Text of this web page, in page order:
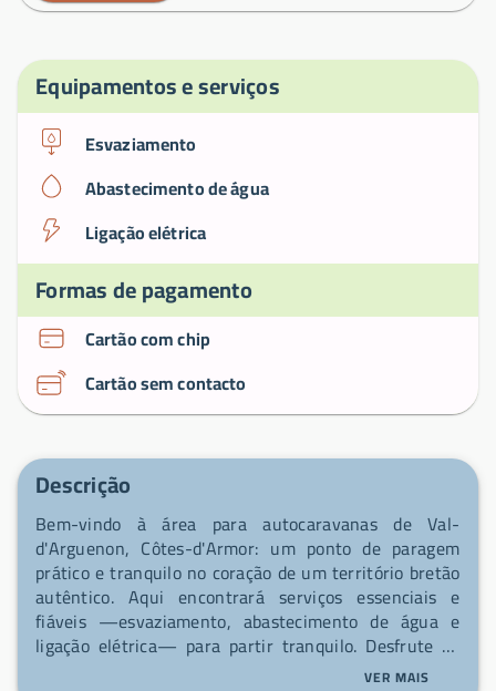
Equipamentos e serviços
Esvaziamento
Abastecimento de água
Ligação elétrica
Formas de pagamento
Cartão com chip
Cartão sem contacto
Descrição
Bem-vindo à área para autocaravanas de Val-
d'Arguenon, Côtes-d'Armor: um ponto de paragem
prático e tranquilo no coração de um território bretão
autêntico. Aqui encontrará serviços essenciais e
fiáveis —esvaziamento, abastecimento de água e
ligação elétrica— para partir tranquilo. Desfrute de
um ambiente acolhedor e de fácil acesso aos caminhos
VER MAIS